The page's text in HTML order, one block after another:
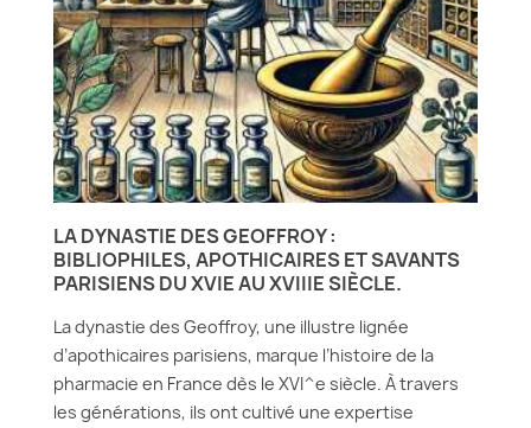
LA DYNASTIE DES GEOFFROY :
BIBLIOPHILES, APOTHICAIRES ET SAVANTS
PARISIENS DU XVIE AU XVIIIE SIÈCLE.
La dynastie des Geoffroy, une illustre lignée
d’apothicaires parisiens, marque l’histoire de la
pharmacie en France dès le XVI^e siècle. À travers
les générations, ils ont cultivé une expertise